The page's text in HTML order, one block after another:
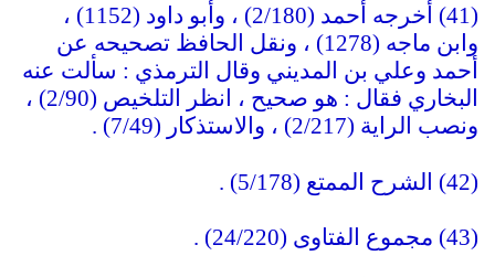
(41) أخرجه أحمد (2/180) ، وأبو داود (1152) ،
وابن ماجه (1278) ، ونقل الحافظ تصحيحه عن
أحمد وعلي بن المديني وقال الترمذي : سألت عنه
البخاري فقال : هو صحيح ، انظر التلخيص (2/90) ،
ونصب الراية (2/217) ، والاستذكار (7/49) .
(42) الشرح الممتع (5/178) .
(43) مجموع الفتاوى (24/220) .